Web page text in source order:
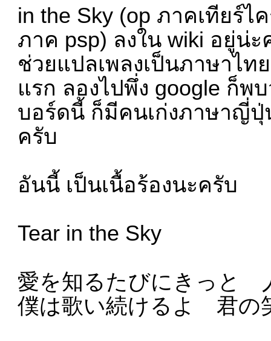
in the Sky (op ภาคเทียร์ไ
ภาค psp) ลงใน wiki อยู่น่
ช่วยแปลเพลงเป็นภาษาไ
แรก ลองไปพึ่ง google ก็พ
บอร์ดนี้ ก็มีคนเก่งภาษาญี่ปุ่
ครับ
อันนี้ เป็นเนื้อร้องนะครับ
Tear in the Sky
愛を知るたびにきっと
僕は歌い続けるよ 君の